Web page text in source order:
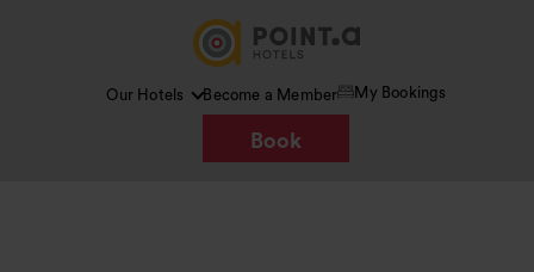
Our Hotels Become a Member My Bookings
Book